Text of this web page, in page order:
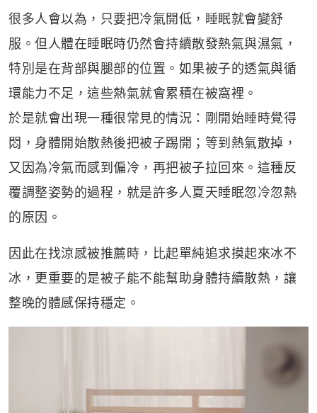
很多人會以為，只要把冷氣開低，睡眠就會變舒
服。但人體在睡眠時仍然會持續散發熱氣與濕氣，
特別是在背部與腿部的位置。如果被子的透氣與循
環能力不足，這些熱氣就會累積在被窩裡。
於是就會出現一種很常見的情況：剛開始睡時覺得
悶，身體開始散熱後把被子踢開；等到熱氣散掉，
又因為冷氣而感到偏冷，再把被子拉回來。這種反
覆調整姿勢的過程，就是許多人夏天睡眠忽冷忽熱
的原因。
因此在找涼感被推薦時，比起單純追求摸起來冰不
冰，更重要的是被子能不能幫助身體持續散熱，讓
整晚的體感保持穩定。